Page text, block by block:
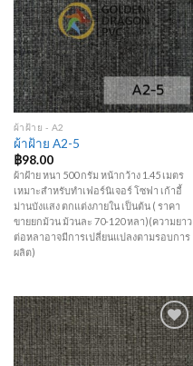
Add to
Wishlist
ผ้าฝ้าย - A2
ผ้าฝ้าย A2-5
฿98.00
ผ้าฝ้าย หนา 500 กรัม หน้ากว้าง 1.45 เมตร
เหมาะสำหรับทำเฟอร์นิเจอร์ โซฟา เก้าอี้
ม่านบังแสง ตกแต่งภายใน เป็นต้น ( ราคา
ขายยกม้วน ม้วนละ 70-120 หลา)(ความยาว
ต่อหลาอาจมีการเปลี่ยนแปลงตามรอบการ
ผลิต)